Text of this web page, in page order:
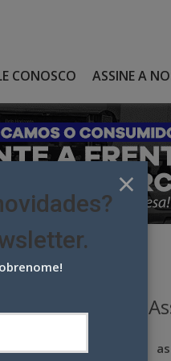
CONOSCO ASSINE A
LIDERANÇA EM
×